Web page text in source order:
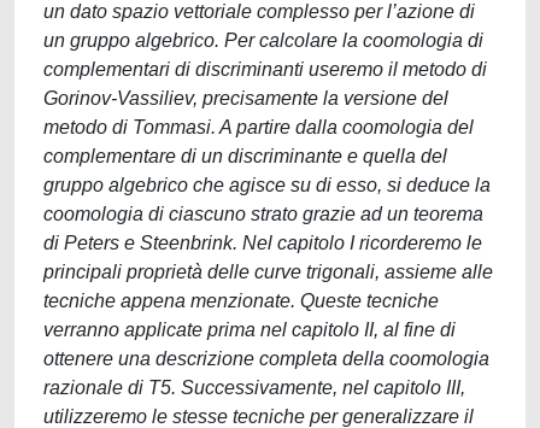
un dato spazio vettoriale complesso per l’azione di
un gruppo algebrico. Per calcolare la coomologia di
complementari di discriminanti useremo il metodo di
Gorinov-Vassiliev, precisamente la versione del
metodo di Tommasi. A partire dalla coomologia del
complementare di un discriminante e quella del
gruppo algebrico che agisce su di esso, si deduce la
coomologia di ciascuno strato grazie ad un teorema
di Peters e Steenbrink. Nel capitolo I ricorderemo le
principali proprietà delle curve trigonali, assieme alle
tecniche appena menzionate. Queste tecniche
verranno applicate prima nel capitolo II, al fine di
ottenere una descrizione completa della coomologia
razionale di T5. Successivamente, nel capitolo III,
utilizzeremo le stesse tecniche per generalizzare il